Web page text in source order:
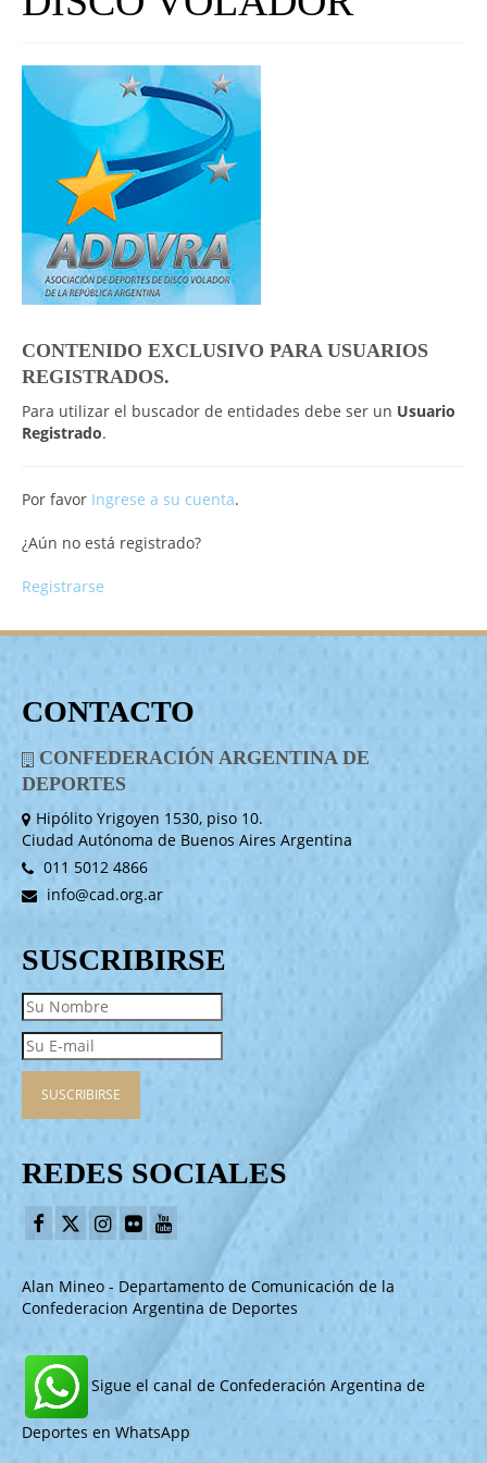
UNIVERSO CAD
NOTICIAS
CAD MEDIA
CAD FEDERAL
CONTENIDO EXCLUSIVO PARA USUARIOS
REGISTRADOS.
Para utilizar el buscador de entidades debe ser un Usuario
Registrado.
Por favor Ingrese a su cuenta.
¿Aún no está registrado?
Registrarse
CONTACTO
CONFEDERACIÓN ARGENTINA DE
DEPORTES
Hipólito Yrigoyen 1530, piso 10.
Ciudad Autónoma de Buenos Aires Argentina
011 5012 4866
info@cad.org.ar
SUSCRIBIRSE
REDES SOCIALES
Alan Mineo - Departamento de Comunicación de la
Confederacion Argentina de Deportes
Sigue el canal de Confederación Argentina de
Deportes en WhatsApp